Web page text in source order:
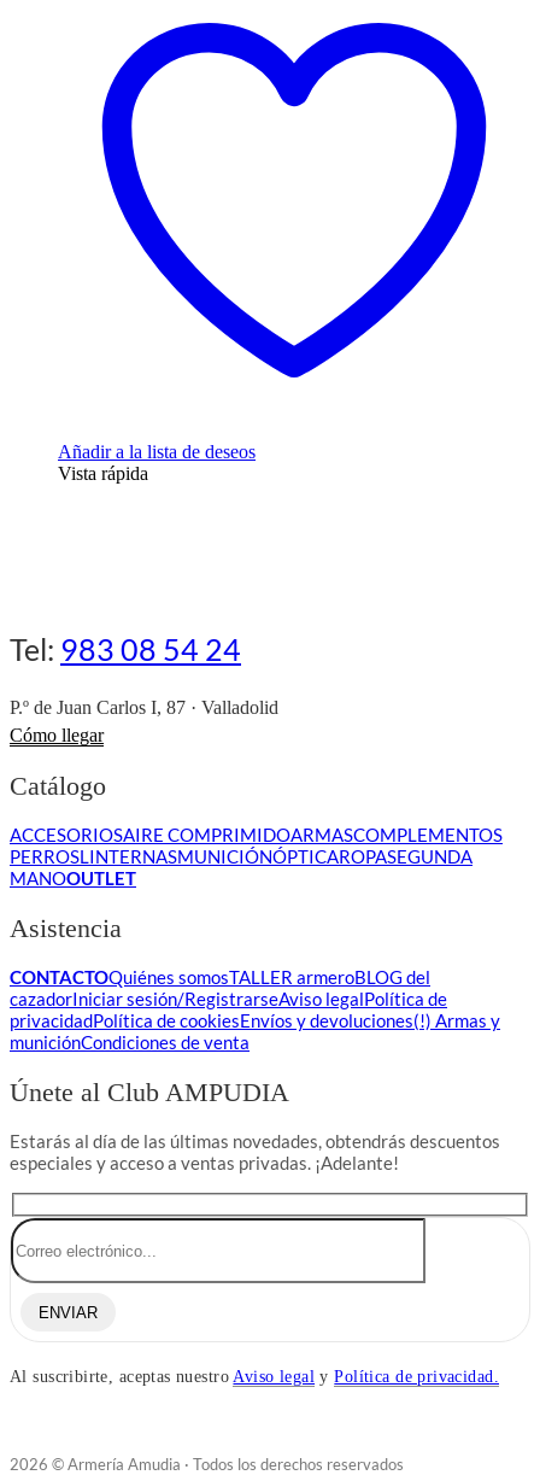
Añadir a la lista de deseos
Vista rápida
Tel: 983 08 54 24
P.º de Juan Carlos I, 87 · Valladolid
Cómo llegar
Catálogo
ACCESORIOSAIRE COMPRIMIDOARMASCOMPLEMENTOS
PERROSLINTERNASMUNICIÓNÓPTICAROPASEGUNDA
MANOOUTLET
Asistencia
CONTACTOQuiénes somosTALLER armeroBLOG del
cazadorIniciar sesión/RegistrarseAviso legalPolítica de
privacidadPolítica de cookiesEnvíos y devoluciones(!) Armas y
municiónCondiciones de venta
Únete al Club AMPUDIA
Estarás al día de las últimas novedades, obtendrás descuentos
especiales y acceso a ventas privadas. ¡Adelante!
ENVIAR
Al suscribirte, aceptas nuestroAviso legal yPolítica de privacidad.
2026 © Armería Amudia · Todos los derechos reservados